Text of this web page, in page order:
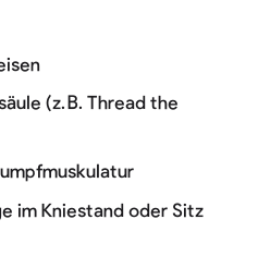
(z. B. Thread the
im Kniestand oder Sitz